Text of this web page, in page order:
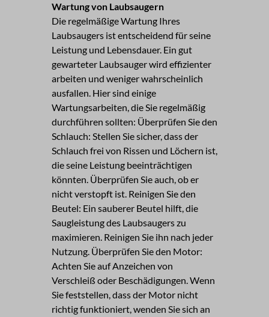
Wartung von Laubsaugern
Die regelmäßige Wartung Ihres
Laubsaugers ist entscheidend für seine
Leistung und Lebensdauer. Ein gut
gewarteter Laubsauger wird effizienter
arbeiten und weniger wahrscheinlich
ausfallen. Hier sind einige
Wartungsarbeiten, die Sie regelmäßig
durchführen sollten: Überprüfen Sie den
Schlauch: Stellen Sie sicher, dass der
Schlauch frei von Rissen und Löchern ist,
die seine Leistung beeinträchtigen
könnten. Überprüfen Sie auch, ob er
nicht verstopft ist. Reinigen Sie den
Beutel: Ein sauberer Beutel hilft, die
Saugleistung des Laubsaugers zu
maximieren. Reinigen Sie ihn nach jeder
Nutzung. Überprüfen Sie den Motor:
Achten Sie auf Anzeichen von
Verschleiß oder Beschädigungen. Wenn
Sie feststellen, dass der Motor nicht
richtig funktioniert, wenden Sie sich an